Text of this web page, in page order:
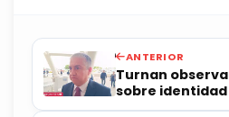
ANTERIOR
Turnan
sobre
comisión de